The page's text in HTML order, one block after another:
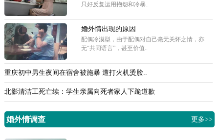
只好反复运用抱怨和冷暴..
婚外情出现的原因
配偶冷漠型，由于配偶对自己毫无关怀之情，亦
无“共同语言”，甚至价值..
重庆初中男生夜间在宿舍被施暴 遭打火机烫脸..
北影清洁工死亡续：学生亲属向死者家人下跪道歉
婚外情调查 更多>>